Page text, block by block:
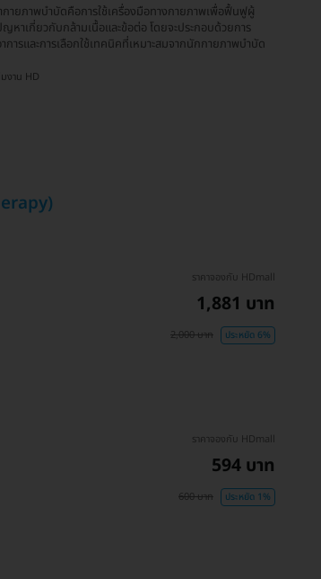
กายภาพบำบัดคือการใช้เครื่องมือทางกายภาพเพื่อฟื้นฟูผู้
หาเกี่ยวกับกล้ามเนื้อและข้อต่อ โดยจะประกอบด้วยการ
าการและการเลือกใช้เทคนิคที่เหมาะสมจากนักกายภาพบำบัด
งาน HD
ราคาจองกับ HDmall
1,881 บาท
2,000 บาท ประหยัด 6%
ราคาจองกับ HDmall
594 บาท
600 บาท ประหยัด 1%